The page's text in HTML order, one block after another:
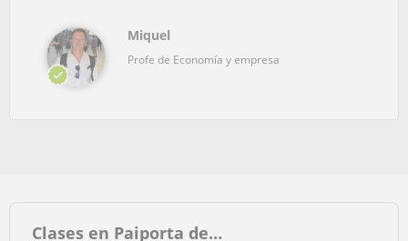
Miquel
Profe de Economía y empresa
Clases en Paiporta de…